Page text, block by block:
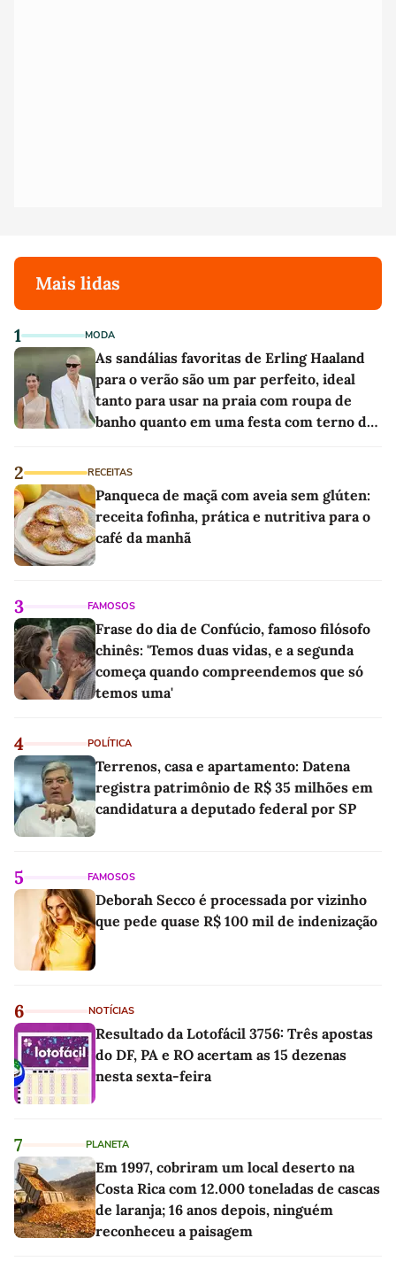
Mais lidas
1 MODA
As sandálias favoritas de Erling Haaland
para o verão são um par perfeito, ideal
tanto para usar na praia com roupa de
banho quanto em uma festa com terno de
2 RECEITAS
Panqueca de maçã com aveia sem glúten:
receita fofinha, prática e nutritiva para o
café da manhã
3 FAMOSOS
Frase do dia de Confúcio, famoso filósofo
chinês: 'Temos duas vidas, e a segunda
começa quando compreendemos que só
temos uma'
4 POLÍTICA
Terrenos, casa e apartamento: Datena
registra patrimônio de R$ 35 milhões em
candidatura a deputado federal por SP
5 FAMOSOS
Deborah Secco é processada por vizinho
que pede quase R$ 100 mil de indenização
6 NOTÍCIAS
Resultado da Lotofácil 3756: Três apostas
do DF, PA e RO acertam as 15 dezenas
nesta sexta-feira
7 PLANETA
Em 1997, cobriram um local deserto na
Costa Rica com 12.000 toneladas de cascas
de laranja; 16 anos depois, ninguém
reconheceu a paisagem